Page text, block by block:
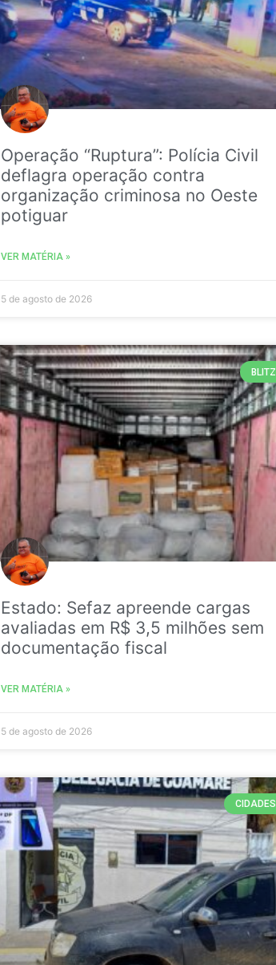
Operação “Ruptura”: Polícia Civil
deflagra operação contra
organização criminosa no Oeste
potiguar
VER MATÉRIA »
5 de agosto de 2026
BLITZ
Estado: Sefaz apreende cargas
avaliadas em R$ 3,5 milhões sem
documentação fiscal
VER MATÉRIA »
5 de agosto de 2026
CIDADES